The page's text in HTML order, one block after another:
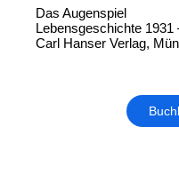
Das Augenspiel
Lebensgeschichte 1931
Carl Hanser Verlag,